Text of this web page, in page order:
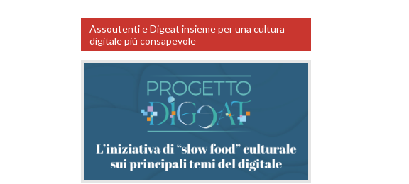
Assoutenti e Digeat insieme per una cultura
digitale più consapevole